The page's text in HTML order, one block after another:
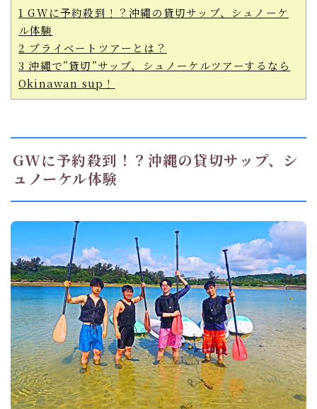
1 GWに予約殺到！？沖縄の貸切サップ、シュノーケ
ル体験
2 プライベートツアーとは？
3 沖縄で”貸切”サップ、シュノーケルツアーするなら
Okinawan sup！
GWに予約殺到！？沖縄の貸切サップ、シ
ュノーケル体験